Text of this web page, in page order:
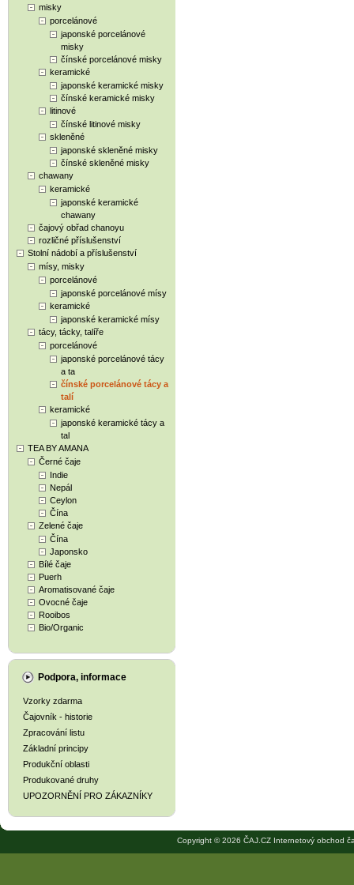
misky
porcelánové
japonské porcelánové
misky
čínské porcelánové misky
keramické
japonské keramické misky
čínské keramické misky
litinové
čínské litinové misky
skleněné
japonské skleněné misky
čínské skleněné misky
chawany
keramické
japonské keramické
chawany
čajový obřad chanoyu
rozličné příslušenství
Stolní nádobí a příslušenství
mísy, misky
porcelánové
japonské porcelánové mísy
keramické
japonské keramické mísy
tácy, tácky, talíře
porcelánové
japonské porcelánové tácy
a ta
čínské porcelánové tácy a
talí
keramické
japonské keramické tácy a
tal
TEA BY AMANA
Černé čaje
Indie
Nepál
Ceylon
Čína
Zelené čaje
Čína
Japonsko
Bílé čaje
Puerh
Aromatisované čaje
Ovocné čaje
Rooibos
Bio/Organic
Podpora, informace
Vzorky zdarma
Čajovník - historie
Zpracování listu
Základní principy
Produkční oblasti
Produkované druhy
UPOZORNĚNÍ PRO ZÁKAZNÍKY
Copyright © 2026 ČAJ.CZ Internetový obchod